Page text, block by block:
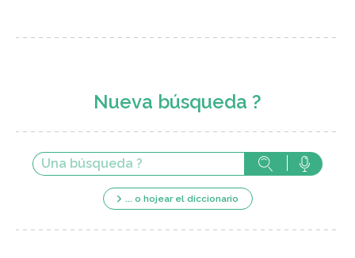
Nueva búsqueda ?
... o hojear el diccionario